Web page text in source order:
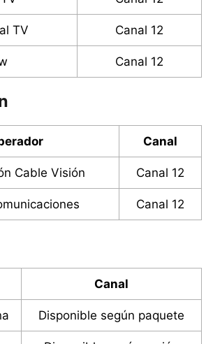
TV Canal 12
Canal 12
Canal
Cable Visión Canal 12
Canal 12
Canal
Disponible según paquete